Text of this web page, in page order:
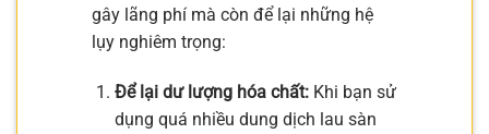
gây lãng phí mà còn để lại những hệ
lụy nghiêm trọng:
Để lại dư lượng hóa chất:Khi bạn sử
dụng quá nhiều dung dịch lau sàn